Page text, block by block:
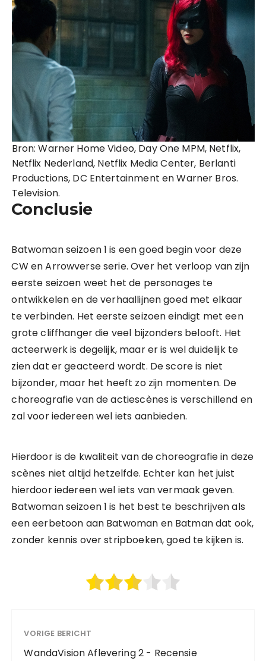
Bron: Warner Home Video, Day One MPM, Netflix,
Netflix Nederland, Netflix Media Center, Berlanti
Productions, DC Entertainment en Warner Bros.
Television.
Conclusie
Batwoman seizoen 1 is een goed begin voor deze
CW en Arrowverse serie. Over het verloop van zijn
eerste seizoen weet het de personages te
ontwikkelen en de verhaallijnen goed met elkaar
te verbinden. Het eerste seizoen eindigt met een
grote cliffhanger die veel bijzonders belooft. Het
acteerwerk is degelijk, maar er is wel duidelijk te
zien dat er geacteerd wordt. De score is niet
bijzonder, maar het heeft zo zijn momenten. De
choreografie van de actiescènes is verschillend en
zal voor iedereen wel iets aanbieden.
Hierdoor is de kwaliteit van de choreografie in deze
scènes niet altijd hetzelfde. Echter kan het juist
hierdoor iedereen wel iets van vermaak geven.
Batwoman seizoen 1 is het best te beschrijven als
een eerbetoon aan Batwoman en Batman dat ook,
zonder kennis over stripboeken, goed te kijken is.
VORIGE BERICHT
WandaVision Aflevering 2 - Recensie